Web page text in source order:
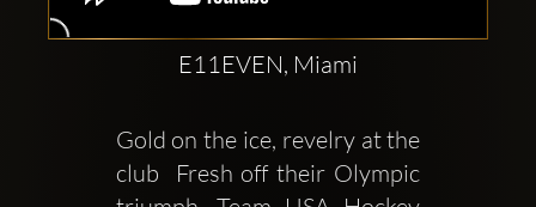
E11EVEN, Miami
Gold on the ice, revelry at the
club  Fresh off their Olympic